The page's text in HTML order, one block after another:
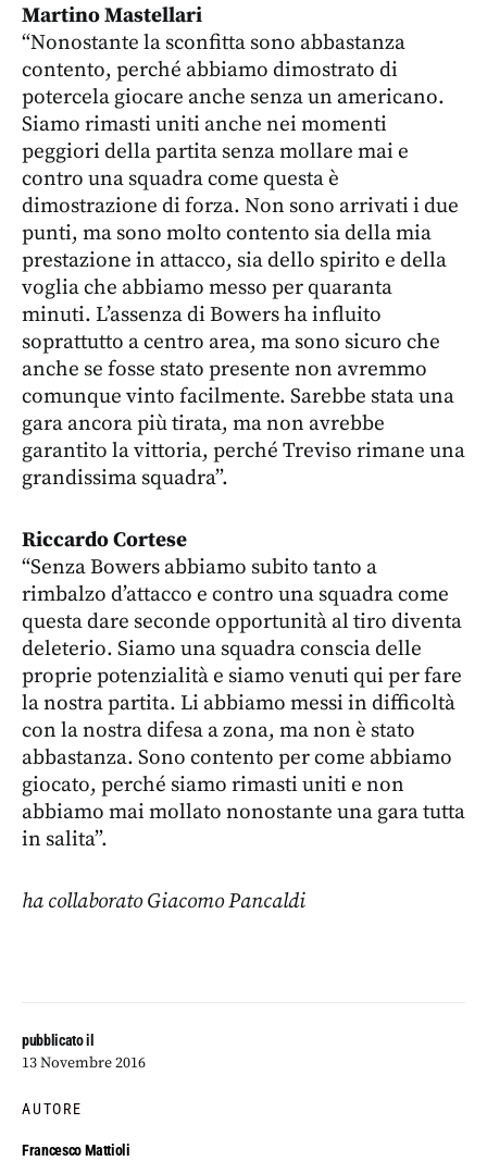
pubblicato il
13 Novembre 2016
AUTORE
Francesco Mattioli
Martino Mastellari
“Nonostante la sconfitta sono abbastanza
contento, perché abbiamo dimostrato di
potercela giocare anche senza un americano.
Siamo rimasti uniti anche nei momenti
peggiori della partita senza mollare mai e
contro una squadra come questa è
dimostrazione di forza. Non sono arrivati i due
punti, ma sono molto contento sia della mia
prestazione in attacco, sia dello spirito e della
voglia che abbiamo messo per quaranta
minuti. L’assenza di Bowers ha influito
soprattutto a centro area, ma sono sicuro che
anche se fosse stato presente non avremmo
comunque vinto facilmente. Sarebbe stata una
gara ancora più tirata, ma non avrebbe
garantito la vittoria, perché Treviso rimane una
grandissima squadra”.
Riccardo Cortese
“Senza Bowers abbiamo subito tanto a
rimbalzo d’attacco e contro una squadra come
questa dare seconde opportunità al tiro diventa
deleterio. Siamo una squadra conscia delle
proprie potenzialità e siamo venuti qui per fare
la nostra partita. Li abbiamo messi in difficoltà
con la nostra difesa a zona, ma non è stato
abbastanza. Sono contento per come abbiamo
giocato, perché siamo rimasti uniti e non
abbiamo mai mollato nonostante una gara tutta
in salita”.
ha collaborato Giacomo Pancaldi